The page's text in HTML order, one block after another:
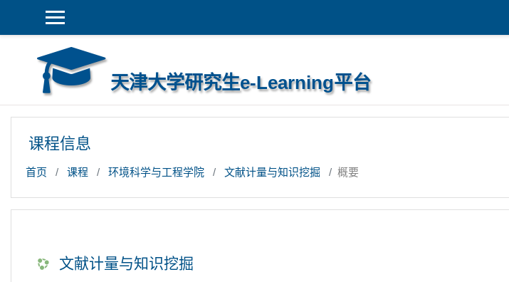
天津大学研究生e-Learning平台
课程信息
首页 课程 环境科学与工程学院 文献计量与知识挖掘 概要
文献计量与知识挖掘